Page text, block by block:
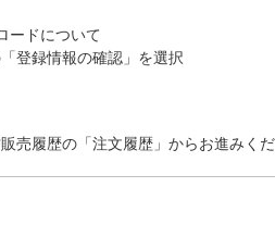
ロードについて
「登録情報の確認」を選択
売履歴の「注文履歴」からお進みく